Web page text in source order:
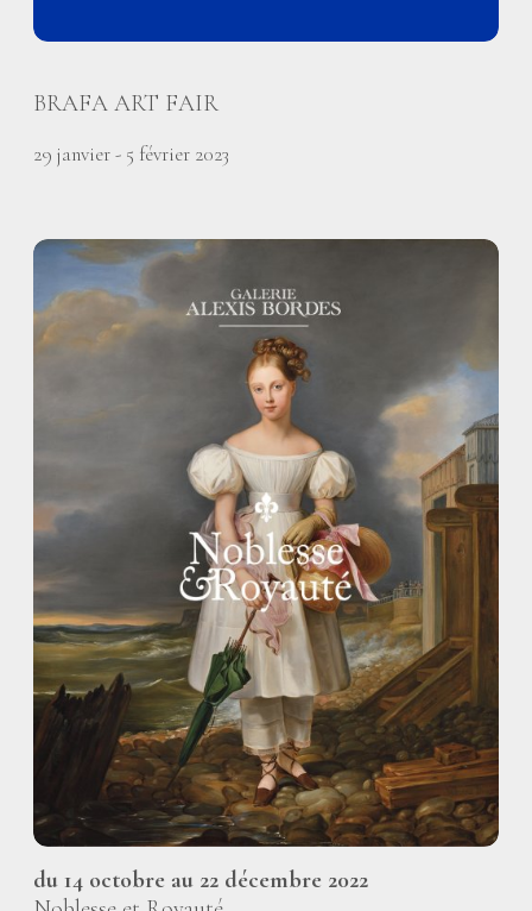
BRAFA ART FAIR
29 janvier - 5 février 2023
du 14 octobre au 22 décembre 2022